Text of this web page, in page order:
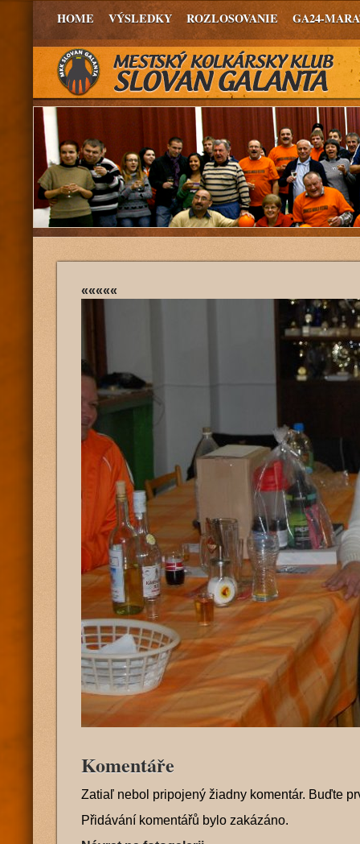
HOME VÝSLEDKY ROZLOSOVANIE GA24-
«««««
Komentáře
Zatiaľ nebol pripojený žiadny komentár. Buďte
Přidávání komentářů bylo zakázáno.